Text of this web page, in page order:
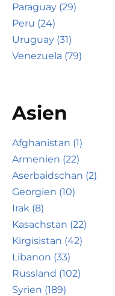
Paraguay (29)
Peru (24)
Uruguay (31)
Venezuela (79)
Asien
Afghanistan (1)
Armenien (22)
Aserbaidschan (2)
Georgien (10)
Irak (8)
Kasachstan (22)
Kirgisistan (42)
Libanon (33)
Russland (102)
Syrien (189)